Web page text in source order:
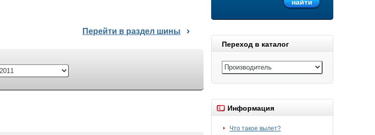
Переход в каталог
Информация
Что такое вылет?
Перейти в раздел шины